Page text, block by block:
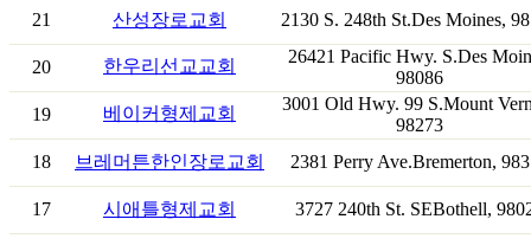
21 산성장로교회 2130 S. 248th St.Des Moines,
20 한우리선교교회
26421 Pacific Hwy. S.Des
98086
19
베이커형제교회
3001 Old Hwy. 99 S.Mount
98273
18
브레머튼한인장로교회 2381 Perry Ave.Bremerton,
17 시애틀형제교회 3727 240th St. SEBothell,